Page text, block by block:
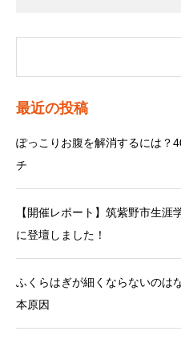
最近の投稿
ぽっこりお腹を解消するには？
チ
【開催レポート】筑紫野市生
に登壇しました！
ふくらはぎが細くならないのは
本原因